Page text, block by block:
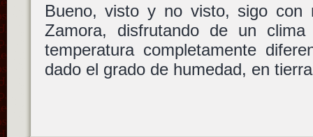
Bueno, visto y no visto, sigo con
Zamora, disfrutando de un
temperatura completamente
dado el grado de humedad, en